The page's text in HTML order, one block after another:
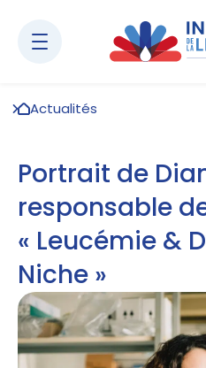
Actualités
Portrait de
responsable
« Leucémie &
Niche »